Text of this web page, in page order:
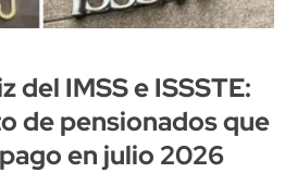
del IMSS e ISSSTE:
de pensionados que
en julio 2026